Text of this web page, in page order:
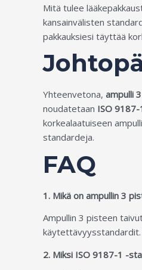
Mitä tulee
kansainvälisten
pakkauksiesi täyttää
Yhteenvetona, ampulli
noudatetaan ISO 9187-
korkealaatuiseen
standardeja.
FAQ
1. Mikä on ampullin 3
Ampullin 3 pisteen
käytettävyysstandardit.
2. Miksi ISO 9187-1 -